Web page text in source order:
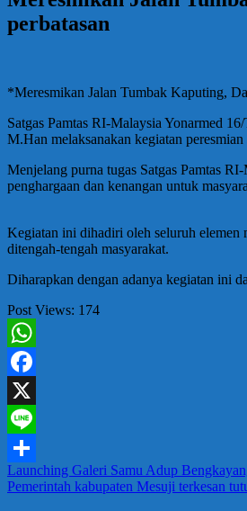
perbatasan
*Meresmikan Jalan Tumbak Kaputing,
Satgas Pamtas RI-Malaysia Yonarmed
M.Han melaksanakan kegiatan
Menjelang purna tugas Satgas Pamtas
penghargaan dan kenangan untuk
Kegiatan ini dihadiri oleh seluruh elemen
ditengah-tengah masyarakat.
Diharapkan dengan adanya kegiatan ini
Post Views: 174
WhatsApp
Facebook
X
Line
Share
Navigasi
pos
Launching Galeri Samu Adup
Pemerintah kabupaten Mesuji terkesan